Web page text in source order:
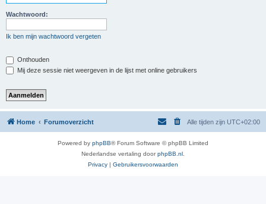
Wachtwoord:
Ik ben mijn wachtwoord vergeten
Onthouden
Mij deze sessie niet weergeven in de lijst met online gebruikers
Home Forumoverzicht Alle tijden zijn UTC+02:00
Powered by phpBB® Forum Software © phpBB Limited
Nederlandse vertaling doorphpBB.nl.
Privacy | Gebruikersvoorwaarden